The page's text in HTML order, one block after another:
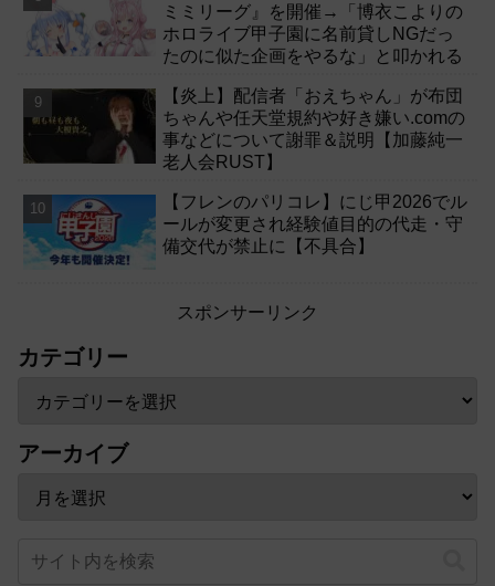
ミミリーグ』を開催→「博衣こよりの
ホロライブ甲子園に名前貸しNGだっ
たのに似た企画をやるな」と叩かれる
【炎上】配信者「おえちゃん」が布団
ちゃんや任天堂規約や好き嫌い.comの
事などについて謝罪＆説明【加藤純一
老人会RUST】
【フレンのパリコレ】にじ甲2026でル
ールが変更され経験値目的の代走・守
備交代が禁止に【不具合】
スポンサーリンク
カテゴリー
アーカイブ